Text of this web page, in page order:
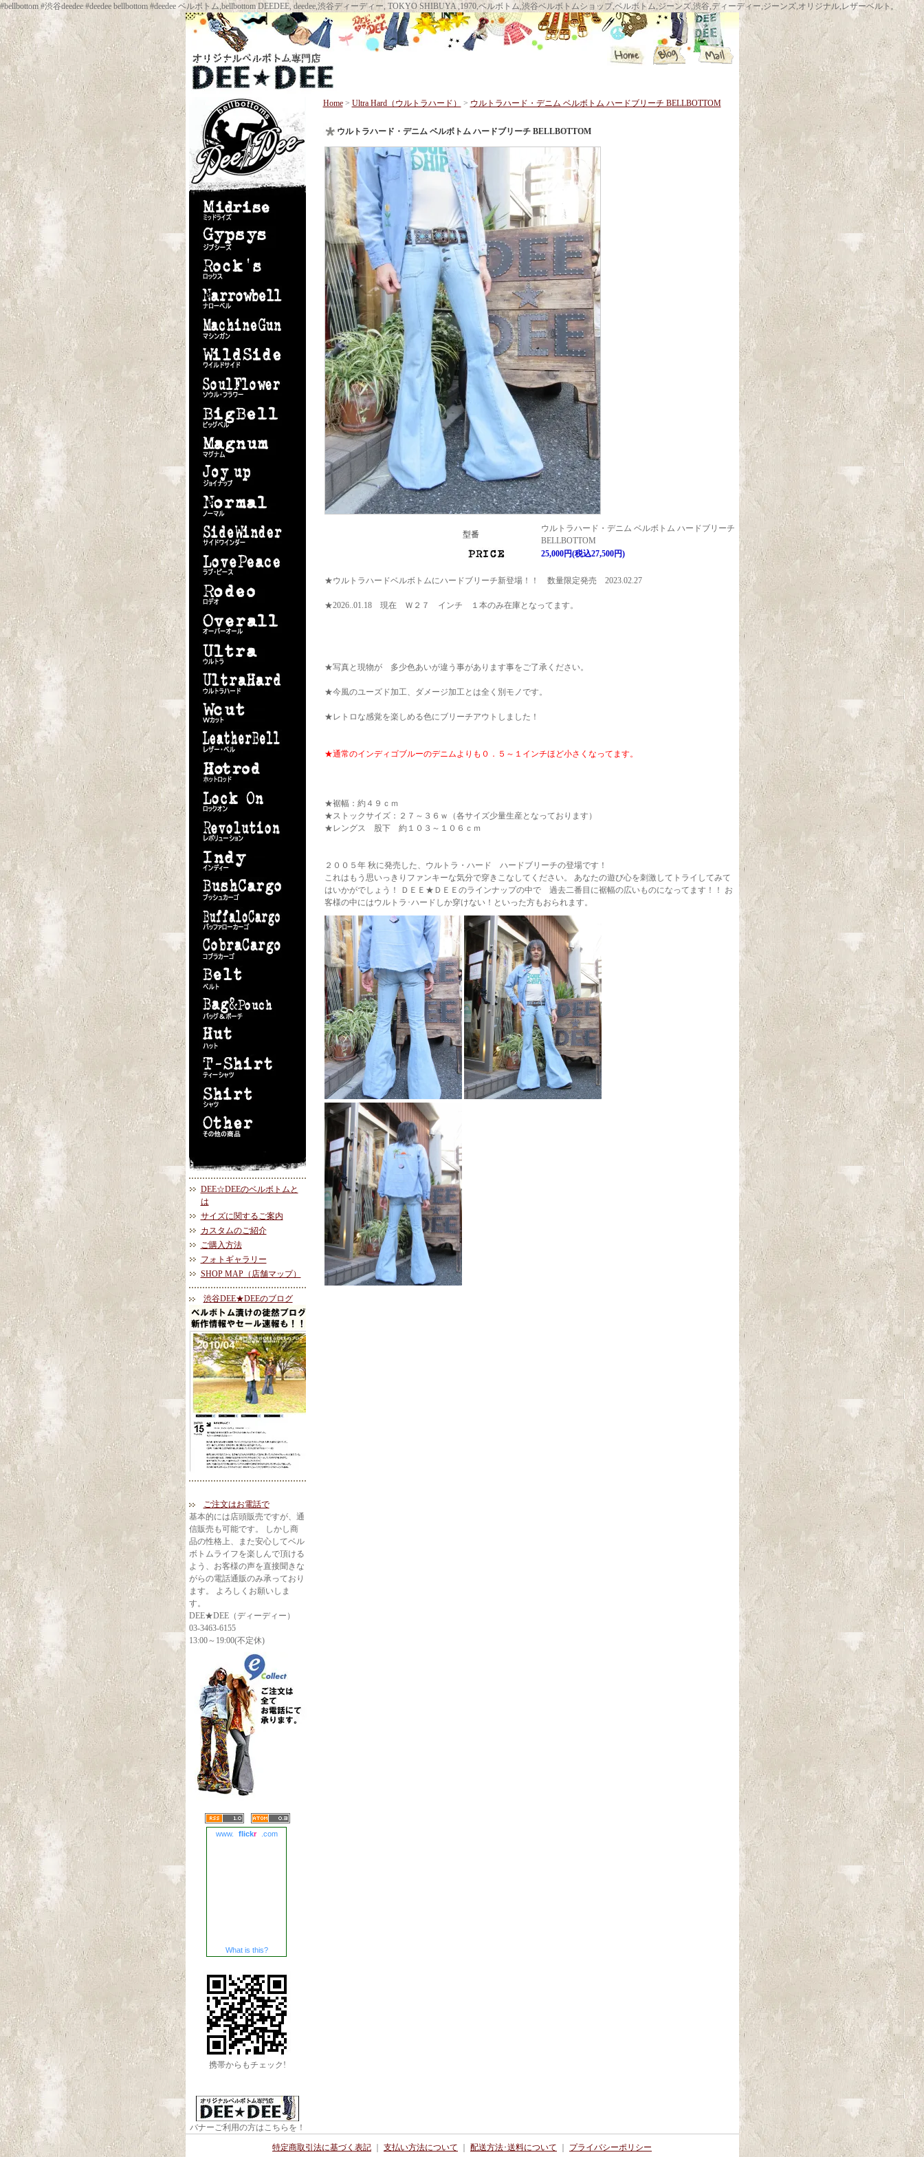
#bellbottom #渋谷deedee #deedee bellbottom #deedee ベルボトム,bellbottom DEEDEE, deedee,渋谷ディーディー, TOKYO SHIBUYA ,1970,ベルボトム,渋谷ベルボトムショップ,ベルボトム,ジーンズ,渋谷,ディーディー,ジーンズ,オリジナル,レザーベルト,
DEE☆DEEのベルボトムと
は
サイズに関するご案内
カスタムのご紹介
ご購入方法
フォトギャラリー
SHOP MAP（店舗マップ）
渋谷DEE★DEEのブログ
ご注文はお電話で
基本的には店頭販売ですが、通
信販売も可能です。 しかし商
品の性格上、また安心してベル
ボトムライフを楽しんで頂ける
よう、お客様の声を直接聞きな
がらの電話通販のみ承っており
ます。 よろしくお願いしま
す。
DEE★DEE（ディーディー）
03-3463-6155
13:00～19:00(不定休)
www. flickr .com
What is this?
携帯からもチェック!
バナーご利用の方はこちらを！
Home> Ultra Hard（ウルトラハード） > ウルトラハード・デニム ベルボトム ハードブリーチ BELLBOTTOM
ウルトラハード・デニム ベルボトム ハードブリーチ BELLBOTTOM
型番
ウルトラハード・デニム ベルボトム ハードブリーチ
BELLBOTTOM
25,000円(税込27,500円)
★ウルトラハードベルボトムにハードブリーチ新登場！！ 数量限定発売 2023.02.27
★2026..01.18 現在 Ｗ２７ インチ １本のみ在庫となってます。
★写真と現物が 多少色あいが違う事があります事をご了承ください。
★今風のユーズド加工、ダメージ加工とは全く別モノです。
★レトロな感覚を楽しめる色にブリーチアウトしました！
★通常のインディゴブルーのデニムよりも０．５～１インチほど小さくなってます。
★裾幅：約４９ｃｍ
★ストックサイズ：２７～３６ｗ（各サイズ少量生産となっております）
★レングス 股下 約１０３～１０６ｃｍ
２００５年 秋に発売した、ウルトラ・ハード ハードブリーチの登場です！
これはもう思いっきりファンキーな気分で穿きこなしてください。 あなたの遊び心を刺激してトライしてみて
はいかがでしょう！ ＤＥＥ★ＤＥＥのラインナップの中で 過去二番目に裾幅の広いものになってます！！ お
客様の中にはウルトラ･ハードしか穿けない！といった方もおられます。
特定商取引法に基づく表記 支払い方法について 配送方法･送料について プライバシーポリシー